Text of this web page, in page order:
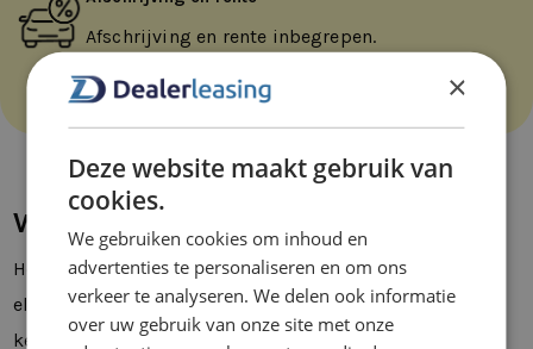
Afschrijving en rente inbegrepen.
Waarom elektrisch voertuig leasen?
Het shortleasen van een elektrische bedrijfswagen of
elektrische auto is om meerdere redenen een goede
keuze:
×
Deze website maakt gebruik van
cookies.
We gebruiken cookies om inhoud en
advertenties te personaliseren en om ons
verkeer te analyseren. We delen ook informatie
over uw gebruik van onze site met onze